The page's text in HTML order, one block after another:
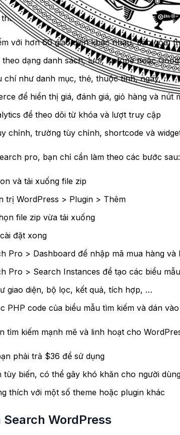
với hơn 60 giao diện khác nhau, bao gồm
dạng danh sách, lưới, isotope hoặc
chí như danh mục, thẻ, thuộc tính, ngày, …
để hiển thị giá, đánh giá, giỏ hàng và nút
để theo dõi từ khóa và lượt truy cập
chỉnh, trường tùy chỉnh, shortcode và
pro, bạn chỉ cần làm theo các bước sau:
và tải xuống file zip
trị WordPress > Plugin > Thêm
file zip vừa tải xuống
đặt xong
Pro > Dashboard để nhập mã mua hàng
Pro > Search Instances để tạo các biểu
giao diện, bộ lọc, kết quả, tích hợp, …
PHP code của biểu mẫu tìm kiếm và dán
tìm kiếm mạnh mẽ và linh hoạt cho
phải trả $36 để sử dụng
tùy biến, có thể gây khó khăn cho người
thích với một số theme hoặc plugin khác
WordPress